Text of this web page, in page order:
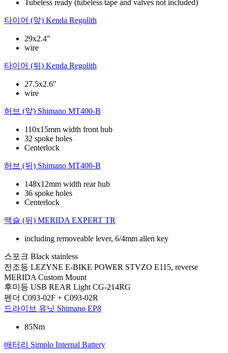
Tubeless ready (tubeless tape and valves not included)
타이어 (앞) Kenda Regolith
29x2.4"
wire
타이어 (뒤) Kenda Regolith
27.5x2.6"
wire
허브 (앞) Shimano MT400-B
110x15mm width front hub
32 spoke holes
Centerlock
허브 (뒤) Shimano MT400-B
148x12mm width rear hub
36 spoke holes
Centerlock
액슬 (뒤) MERIDA EXPERT TR
including removeable lever, 6/4mm allen key
스포크 Black stainless
전조등 LEZYNE E-BIKE POWER STVZO E115, reverse
MERIDA Custom Mount
후미등 USB REAR Light CG-214RG
펜더 C093-02F + C093-02R
드라이브 유닛 Shimano EP8
85Nm
배터리 Simplo Internal Battery